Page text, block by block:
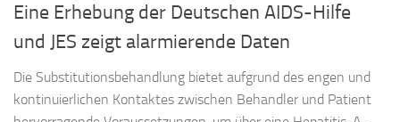
Eine Erhebung der Deutschen AIDS-Hilfe
und JES zeigt alarmierende Daten
Die Substitutionsbehandlung bietet aufgrund des engen und
kontinuierlichen Kontaktes zwischen Behandler und Patient